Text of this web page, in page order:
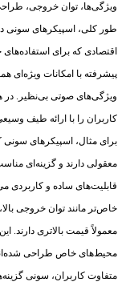
ویژگی‌ها، توان خروجی،
طور کلی، اسپیکرهای سونی
اقتصادی که برای
پیشرفته با امکانات ویژه‌ای
ویژگی‌های صوتی بی‌نظیر. در
کاربران را با ارائه طیف
برای مثال، اسپیکرهای سونی
معقولی دارند و گزینه‌ای
قابلیت‌های ساده و کاربردی
خاص‌تر مانند توان خروجی
معمولاً قیمت بالاتری دارند.
محیط‌های خاص طراحی شده‌اند.
متفاوت کاربران، سونی